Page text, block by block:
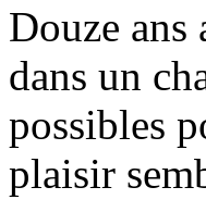
Douze ans
dans un
possibles
plaisir